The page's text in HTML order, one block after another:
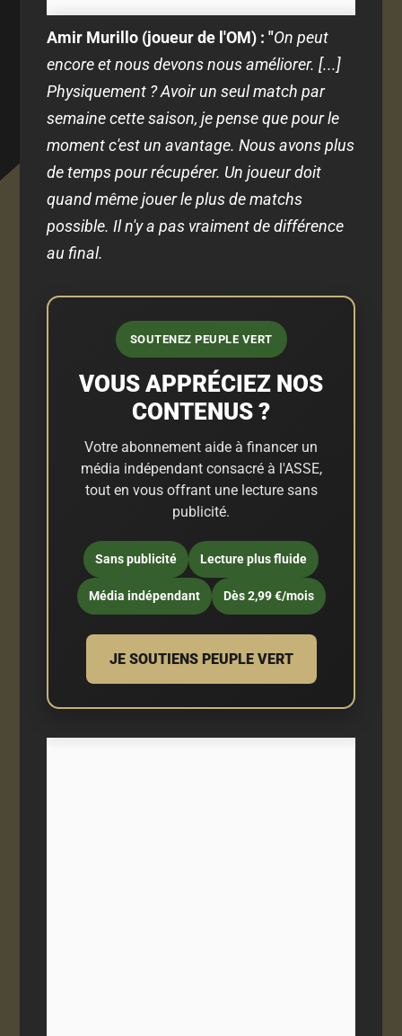
Amir Murillo (joueur de l'OM) : "On peut
encore et nous devons nous améliorer. [...]
Physiquement ? Avoir un seul match par
semaine cette saison, je pense que pour le
moment c'est un avantage. Nous avons plus
de temps pour récupérer. Un joueur doit
quand même jouer le plus de matchs
possible. Il n'y a pas vraiment de différence
au final.
SOUTENEZ PEUPLE VERT
VOUS APPRÉCIEZ NOS
CONTENUS ?
Votre abonnement aide à financer un
média indépendant consacré à l'ASSE,
tout en vous offrant une lecture sans
publicité.
Sans publicité Lecture plus fluide
Média indépendant Dès 2,99 €/mois
JE SOUTIENS PEUPLE VERT